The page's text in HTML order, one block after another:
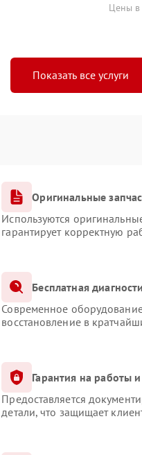
Цены в
Показать все услуги
Оригинальные
Используются
гарантирует корректную
Бесплатная
Современное
восстановление в
Гарантия на работы
Предоставляется
детали, что защищает